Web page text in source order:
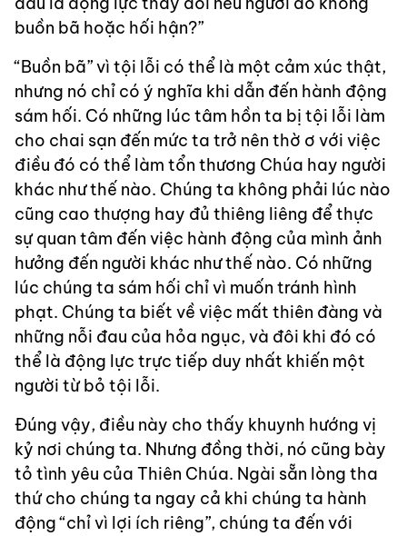
buồn bã hoặc hối hận?”
“Buồn bã” vì tội lỗi có thể là một cảm xúc thật,
nhưng nó chỉ có ý nghĩa khi dẫn đến hành động
sám hối. Có những lúc tâm hồn ta bị tội lỗi làm
cho chai sạn đến mức ta trở nên thờ ơ với việc
điều đó có thể làm tổn thương Chúa hay người
khác như thế nào. Chúng ta không phải lúc nào
cũng cao thượng hay đủ thiêng liêng để thực
sự quan tâm đến việc hành động của mình ảnh
hưởng đến người khác như thế nào. Có những
lúc chúng ta sám hối chỉ vì muốn tránh hình
phạt. Chúng ta biết về việc mất thiên đàng và
những nỗi đau của hỏa ngục, và đôi khi đó có
thể là động lực trực tiếp duy nhất khiến một
người từ bỏ tội lỗi.
Đúng vậy, điều này cho thấy khuynh hướng vị
kỷ nơi chúng ta. Nhưng đồng thời, nó cũng bày
tỏ tình yêu của Thiên Chúa. Ngài sẵn lòng tha
thứ cho chúng ta ngay cả khi chúng ta hành
động “chỉ vì lợi ích riêng”, chúng ta đến với